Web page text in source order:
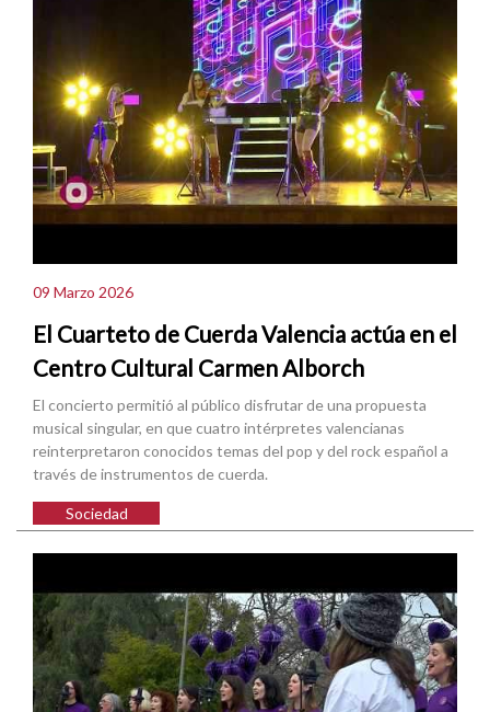
09 Marzo 2026
El Cuarteto de Cuerda Valencia actúa en el
Centro Cultural Carmen Alborch
El concierto permitió al público disfrutar de una propuesta
musical singular, en que cuatro intérpretes valencianas
reinterpretaron conocidos temas del pop y del rock español a
través de instrumentos de cuerda.
Sociedad